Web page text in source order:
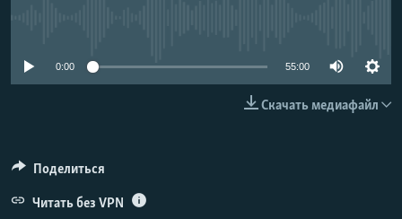
0:00 55:00
Скачать медиафайл
Поделиться
Читать без VPN